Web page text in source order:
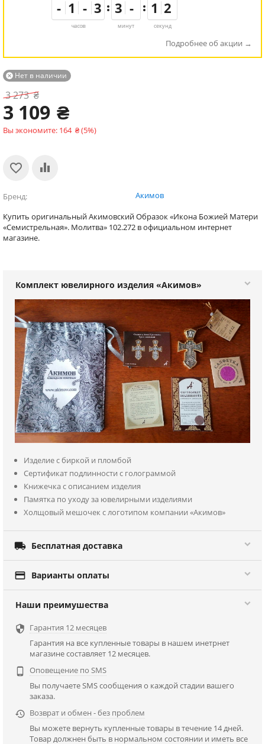
часов
-
-
-
- 1
1
1
1 -
-
-
- 2
2
3
3
минут
2
2
3
3 -
-
-
-
секунд
1
1
1
1 1
1
2
2
Подробнее об акции
Нет в наличии

3 273₴
3 109 ₴
Вы экономите: 164₴(5%)
Бренд Акимов
Купить оригинальный Акимовский Образок «Икона Божией Матери
«Семистрельная». Молитва» 102.272 в официальном интернет
магазине.
Комплект ювелирного изделия «Акимов»
Изделие с биркой и пломбой
Сертификат подлинности с голограммой
Книжечка с описанием изделия
Памятка по уходу за ювелирными изделиями
Холщовый мешочек с логотипом компании «Акимов»
 Бесплатная доставка
 Варианты оплаты
Наши преимушества
 Гарантия 12 месяцев
Гарантия на все купленные товары в нашем инетрнет
магазине составляет 12 месяцев.

Оповещение по SMS
Вы получаете SMS сообщения о каждой стадии вашего
заказа.
 Возврат и обмен - без проблем
Вы можете вернуть купленные товары в течение 14 дней.
Товар должнен быть в нормальном состоянии и иметь все